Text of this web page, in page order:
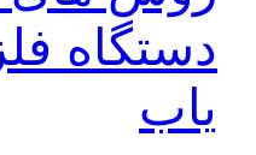
دستگاه
یاب